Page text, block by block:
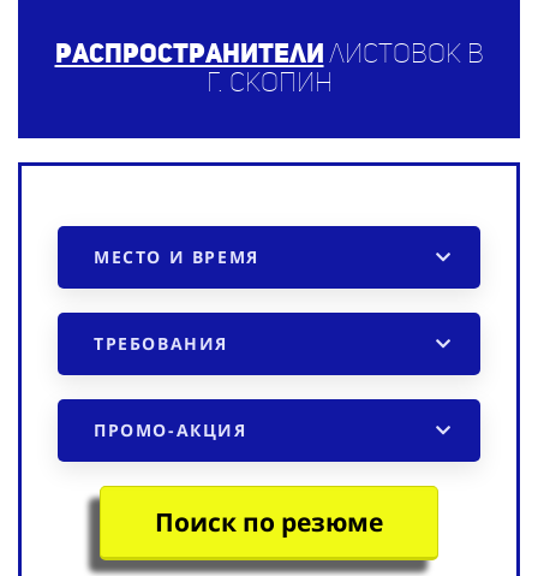
Распространители листовок в
г. Скопин
МЕСТО И ВРЕМЯ
ТРЕБОВАНИЯ
ПРОМО-АКЦИЯ
Поиск по резюме